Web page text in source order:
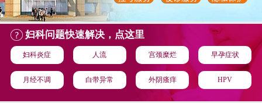
妇科问题快速解决，点这里
妇科炎症 人流 宫颈糜烂 早孕症状
月经不调 白带异常 外阴瘙痒 HPV